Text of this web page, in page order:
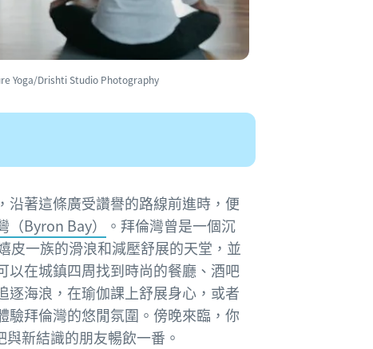
Yoga/Drishti Studio Photography
沿著這條廣受讚譽的路線前進時，便
（Byron Bay）
。拜倫灣曾是一個沉
皮一族的滑浪和減壓舒展的天堂，並
以在城鎮四周找到時尚的餐廳、酒吧
逐海浪，在瑜伽課上舒展身心，或者
驗拜倫灣的悠閒氛圍。傍晚來臨，你
與新結識的朋友暢飲一番。